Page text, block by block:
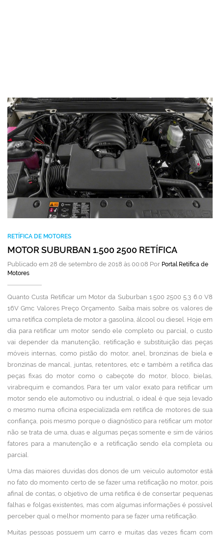
RETÍFICA DE MOTORES
MOTOR SUBURBAN 1.500 2500 RETÍFICA
Publicado em 28 de setembro de 2018 às 00:08 Por Portal Retífica de
Motores
Quanto Custa Retificar um Motor da Suburban 1.500 2500 5.3 6.0 V8
16V Gmc Valores Preço Orçamento. Saiba mais sobre os valores de
uma retífica completa de motor a gasolina, álcool ou diesel. Hoje em
dia para retificar um motor sendo ele completo ou parcial, o custo
vai depender da manutenção, retificação e substituição das peças
móveis internas, como pistão do motor, anel, bronzinas de biela e
bronzinas de mancal, juntas, retentores, etc e também a retífica das
peças fixas do motor como o cabeçote do motor, bloco, bielas,
virabrequim e comandos. Para ter um valor exato para retificar um
motor sendo ele automotivo ou industrial, o ideal é que seja levado
o mesmo numa oficina especializada em retífica de motores de sua
confiança, pois mesmo porque o diagnóstico para retificar um motor
não se trata de uma, duas e algumas peças somente e sim de vários
fatores para a manutenção e a retificação sendo ela completa ou
parcial.
Uma das maiores duvidas dos donos de um veiculo automotor está
no fato do momento certo de se fazer uma retificação no motor, pois
afinal de contas, o objetivo de uma retifica é de consertar pequenas
falhas e folgas existentes, mas com algumas informações é possível
perceber qual o melhor momento para se fazer uma retificação.
Muitas pessoas possuem um carro e muitas das vezes ficam com